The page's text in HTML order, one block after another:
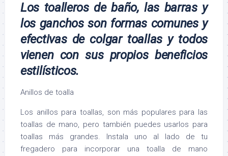
Los toalleros de baño, las barras y
los ganchos son formas comunes y
efectivas de colgar toallas y todos
vienen con sus propios beneficios
estilísticos.
Anillos de toalla
Los anillos para toallas, son más populares para las
toallas de mano, pero también puedes usarlos para
toallas más grandes. Instala uno al lado de tu
fregadero para incorporar una toalla de mano